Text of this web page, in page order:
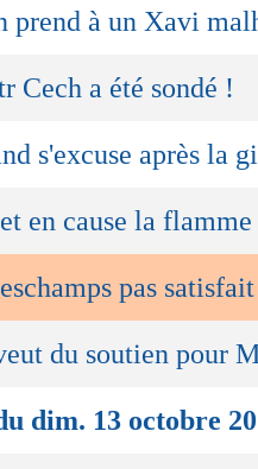
prend à un Xavi
Cech a été sondé !
s'excuse après la
en cause la
pas satisfait
du soutien pour
dim. 13 octobre